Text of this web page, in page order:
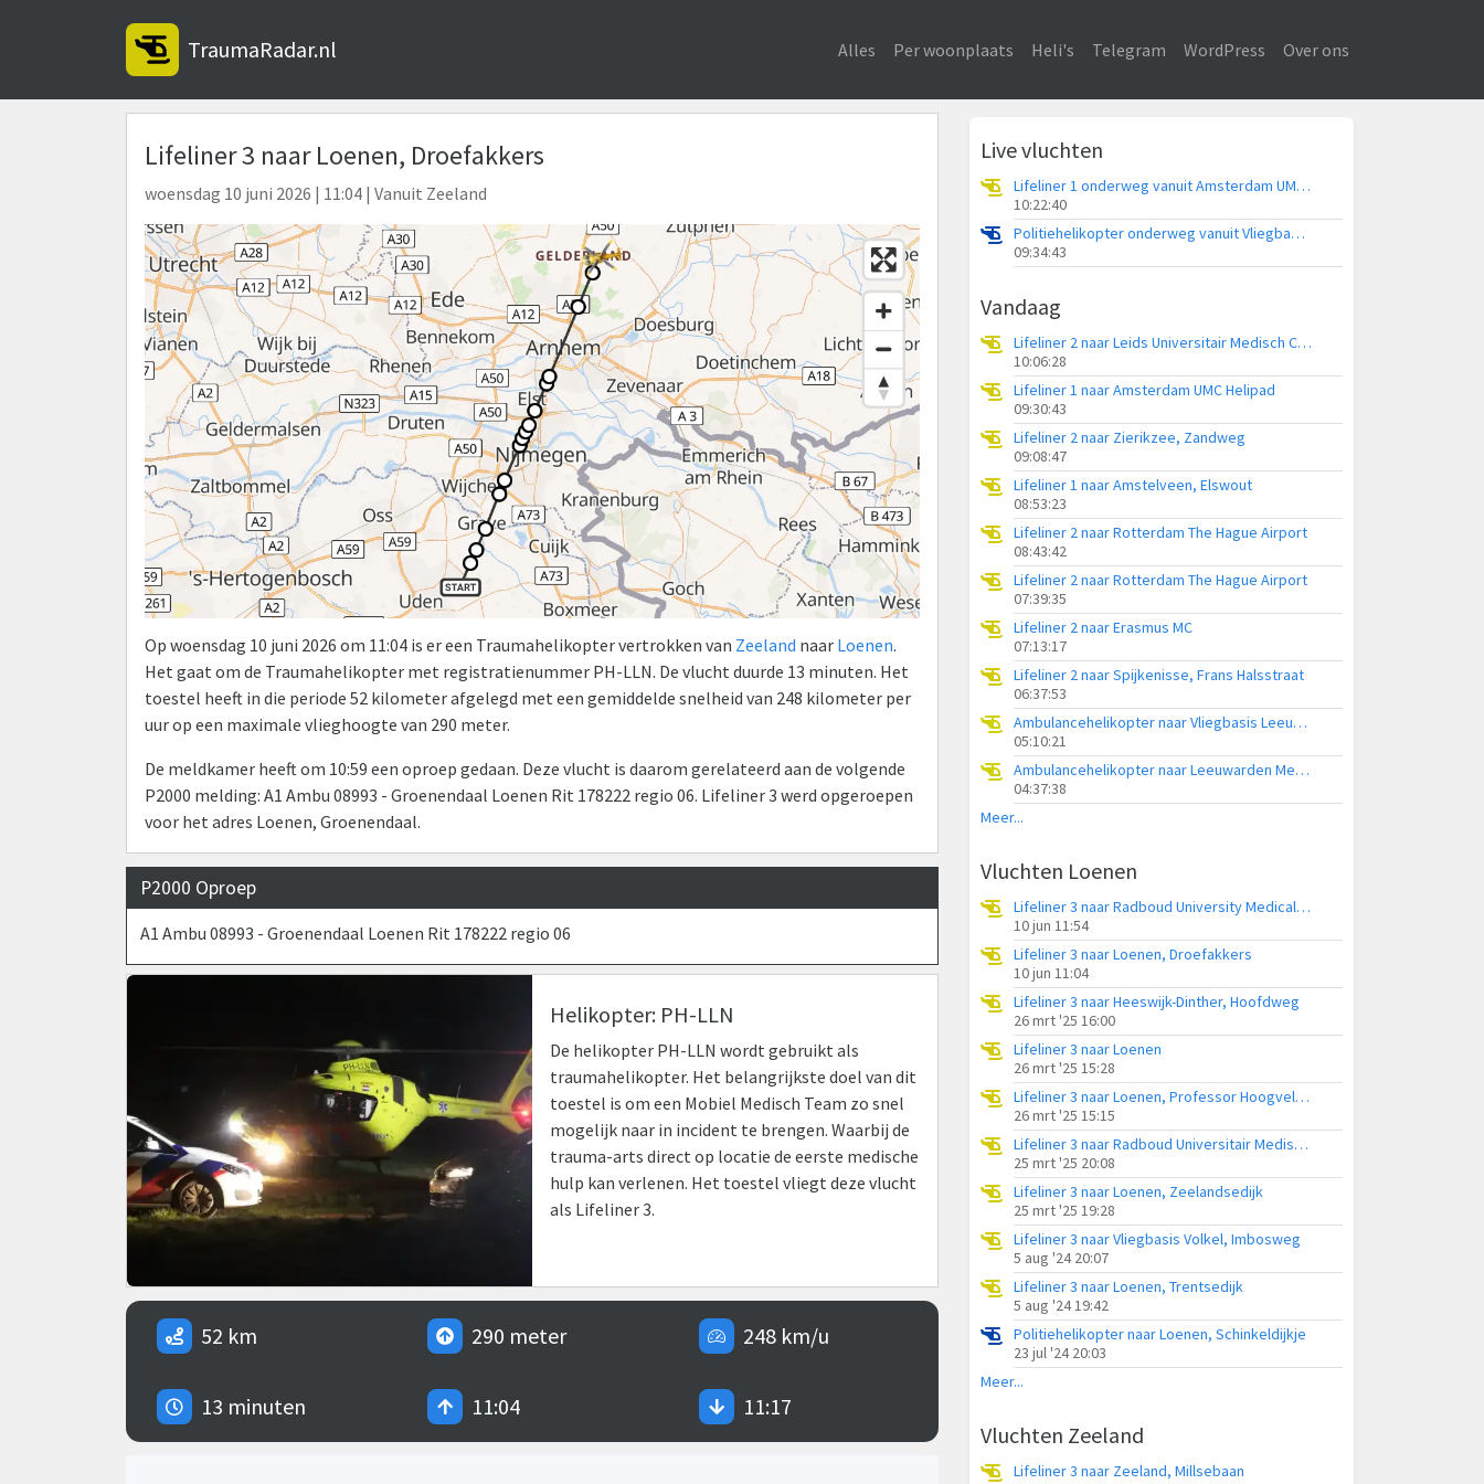
TraumaRadar.nl Alles Per woonplaats Heli's Telegram WordPress Over ons
Lifeliner 3 naar Loenen, Droefakkers
woensdag 10 juni 2026 | 11:04 | Vanuit Zeeland
Op woensdag 10 juni 2026 om 11:04 is er een Traumahelikopter vertrokken van Zeeland naar Loenen.
Het gaat om de Traumahelikopter met registratienummer PH-LLN. De vlucht duurde 13 minuten. Het
toestel heeft in die periode 52 kilometer afgelegd met een gemiddelde snelheid van 248 kilometer per
uur op een maximale vlieghoogte van 290 meter.
De meldkamer heeft om 10:59 een oproep gedaan. Deze vlucht is daarom gerelateerd aan de volgende
P2000 melding: A1 Ambu 08993 - Groenendaal Loenen Rit 178222 regio 06. Lifeliner 3 werd opgeroepen
voor het adres Loenen, Groenendaal.
P2000 Oproep
A1 Ambu 08993 - Groenendaal Loenen Rit 178222 regio 06
Helikopter: PH-LLN
De helikopter PH-LLN wordt gebruikt als
traumahelikopter. Het belangrijkste doel van dit
toestel is om een Mobiel Medisch Team zo snel
mogelijk naar in incident te brengen. Waarbij de
trauma-arts direct op locatie de eerste medische
hulp kan verlenen. Het toestel vliegt deze vlucht
als Lifeliner 3.
52 km 290 meter 248 km/u
13 minuten 11:04 11:17
Live vluchten
Lifeliner 1 onderweg vanuit Amsterdam UMC Helipad
10:22:40
Politiehelikopter onderweg vanuit Vliegbasis Volkel
09:34:43
Vandaag
Lifeliner 2 naar Leids Universitair Medisch Centrum (LUMC)
10:06:28
Lifeliner 1 naar Amsterdam UMC Helipad
09:30:43
Lifeliner 2 naar Zierikzee, Zandweg
09:08:47
Lifeliner 1 naar Amstelveen, Elswout
08:53:23
Lifeliner 2 naar Rotterdam The Hague Airport
08:43:42
Lifeliner 2 naar Rotterdam The Hague Airport
07:39:35
Lifeliner 2 naar Erasmus MC
07:13:17
Lifeliner 2 naar Spijkenisse, Frans Halsstraat
06:37:53
Ambulancehelikopter naar Vliegbasis Leeuwarden
05:10:21
Ambulancehelikopter naar Leeuwarden Medical Center Heliport
04:37:38
Meer...
Vluchten Loenen
Lifeliner 3 naar Radboud University Medical Center Heliport
10 jun 11:54
Lifeliner 3 naar Loenen, Droefakkers
10 jun 11:04
Lifeliner 3 naar Heeswijk-Dinther, Hoofdweg
26 mrt '25 16:00
Lifeliner 3 naar Loenen
26 mrt '25 15:28
Lifeliner 3 naar Loenen, Professor Hoogveldstraat
26 mrt '25 15:15
Lifeliner 3 naar Radboud Universitair Medisch Centrum, Molen-Allee
25 mrt '25 20:08
Lifeliner 3 naar Loenen, Zeelandsedijk
25 mrt '25 19:28
Lifeliner 3 naar Vliegbasis Volkel, Imbosweg
5 aug '24 20:07
Lifeliner 3 naar Loenen, Trentsedijk
5 aug '24 19:42
Politiehelikopter naar Loenen, Schinkeldijkje
23 jul '24 20:03
Meer...
Vluchten Zeeland
Lifeliner 3 naar Zeeland, Millsebaan